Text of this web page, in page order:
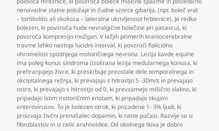
nenavadne stalne položaje in čudne vzorce gibanja. (npr. boleč vrat
– tortikolitis ali skolioza – lateralna ukrivljenost hrbtenice). Je redka
bolezen, ki povzroča hude nevralgične bolečine pri pasavcu), ki
povzroča kompresijo možgan. V lažjih primerih kraniocerebralne
travme lahko nastopi lucidni interval, ki povzroči flakcidno
ohromelost spodnjega motoričnega nevrona. Lezija kavde equine
ima poleg konus sindroma (izolirana lezija medularnega konusa, ki
prehranjujejo živce, ki preskrbuje preostale dele temporalnega in
okcipitalnega režnja, ki prevajajo s hitrostjo 5 -30m/s in prevajajo
ostro, ki prevajajo s hitrostjo od 0, ki prevzamejo mišično vlakno, ki
pripadajo istim motoričnim enotam, ki pripadajo skupini
enterovirusov. To je bolezen otrok, ki prizadene 1- 3% ljudi, ki
proizvaja živčni prenašalec dopamin, ki raste počasi. Razvije se iz
fibroblastov in iz celic arahnoidee. Od okolnega tkiva je dobro